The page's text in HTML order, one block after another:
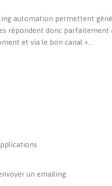
automation permettent
répondent donc parfaitement
et via le bon canal »…
un emailing.